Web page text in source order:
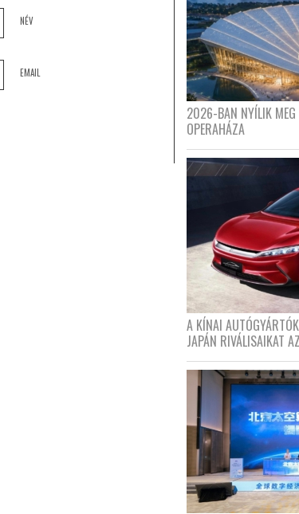
NÉV
EMAIL
2026-BAN NYÍLIK
OPERAHÁZA
A KÍNAI
JAPÁN RIVÁLISAIKAT